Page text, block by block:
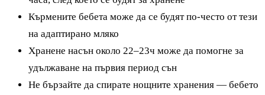
Кърмените бебета може да се будят по-често от тези
на адаптирано мляко
Хранене насън около 22–23ч може да помогне за
удължаване на първия период сън
Не бързайте да спирате нощните хранения — бебето